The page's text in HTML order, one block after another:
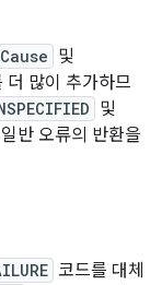
및
더 많이 추가하므
및
반 오류의 반환을
코드를 대체